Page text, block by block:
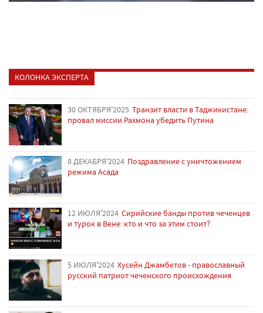
КОЛОНКА ЭКСПЕРТА
30 ОКТЯБРЯ'2025 Транзит власти в Таджикистане:
провал миссии Рахмона убедить Путина
8 ДЕКАБРЯ'2024 Поздравление с уничтожением
режима Асада
12 ИЮЛЯ'2024 Сирийские банды против чеченцев
и турок в Вене: кто и что за этим стоит?
5 ИЮЛЯ'2024 Хусейн Джамбетов - православный
русский патриот чеченского происхождения